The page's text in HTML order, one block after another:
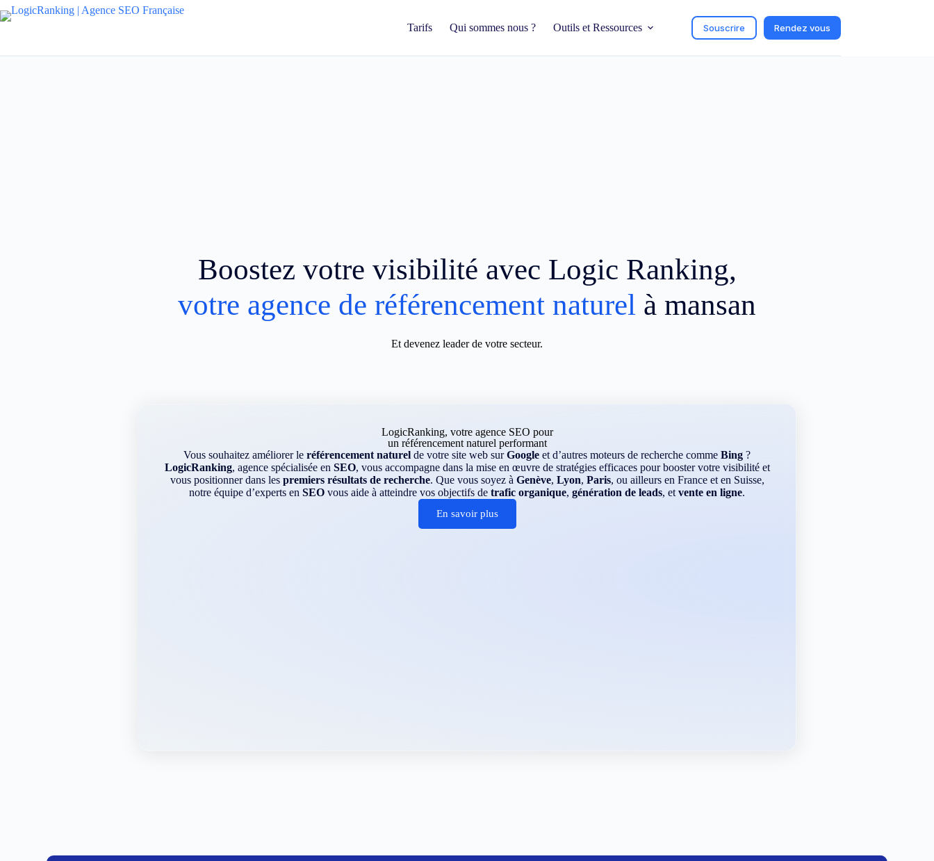
Tarifs Qui sommes nous ? Outils et Ressources Souscrire Rendez vous
Boostez votre visibilité avec Logic Ranking,
votre agence de référencement naturel à mansan
Et devenez leader de votre secteur.
LogicRanking, votre agence SEO pour
un référencement naturel performant
Vous souhaitez améliorer le référencement naturel de votre site web surGoogle et d’autres moteurs de recherche comme Bing ?
LogicRanking, agence spécialisée en SEO, vous accompagne dans la mise en œuvre de stratégies efficaces pour booster votre visibilité et
vous positionner dans les premiers résultats de recherche. Que vous soyez à Genève, Lyon, Paris, ou ailleurs en France et en Suisse,
notre équipe d’experts en SEO vous aide à atteindre vos objectifs de trafic organique, génération de leads, et vente en ligne.
En savoir plus